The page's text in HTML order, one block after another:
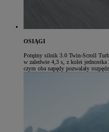
OSIĄGI
Potężny silnik 3.0 Twin-Scroll
w zaledwie 4,3 s, z kolei
czym oba napędy pozwalały